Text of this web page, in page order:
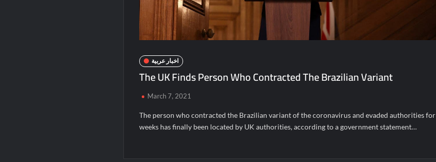
اخبار عربية
The UK Finds Person Who Contracted The Brazilian Variant
March 7, 2021
The person who contracted the Brazilian variant of the coronavirus and evaded authorities for
weeks has finally been located by UK authorities, according to a government statement…